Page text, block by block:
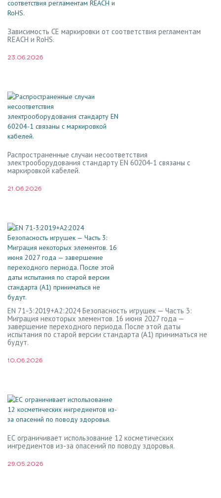
Зависимость СЕ маркировки от соответствия регламентам
REACH и RoHS.
23.06.2026
Распространенные случаи несоответствия
электрооборудования стандарту EN 60204-1 связаны с
маркировкой кабелей.
21.06.2026
EN 71-3:2019+A2:2024 Безопасность игрушек — Часть 3:
Миграция некоторых элементов. 16 июня 2027 года —
завершение переходного периода. После этой даты
испытания по старой версии стандарта (A1) приниматься не
будут.
10.06.2026
ЕС ограничивает использование 12 косметических
ингредиентов из-за опасений по поводу здоровья.
29.05.2026